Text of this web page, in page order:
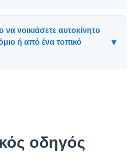
να νοικιάσετε αυτοκίνητο
ή από ένα τοπικό
▾
οδηγός